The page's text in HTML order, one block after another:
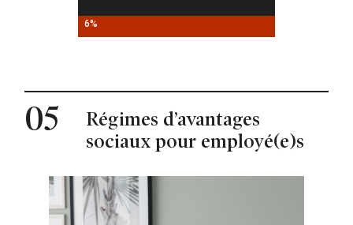
6%
05
Régimes d’avantages
sociaux pour employé(e)s